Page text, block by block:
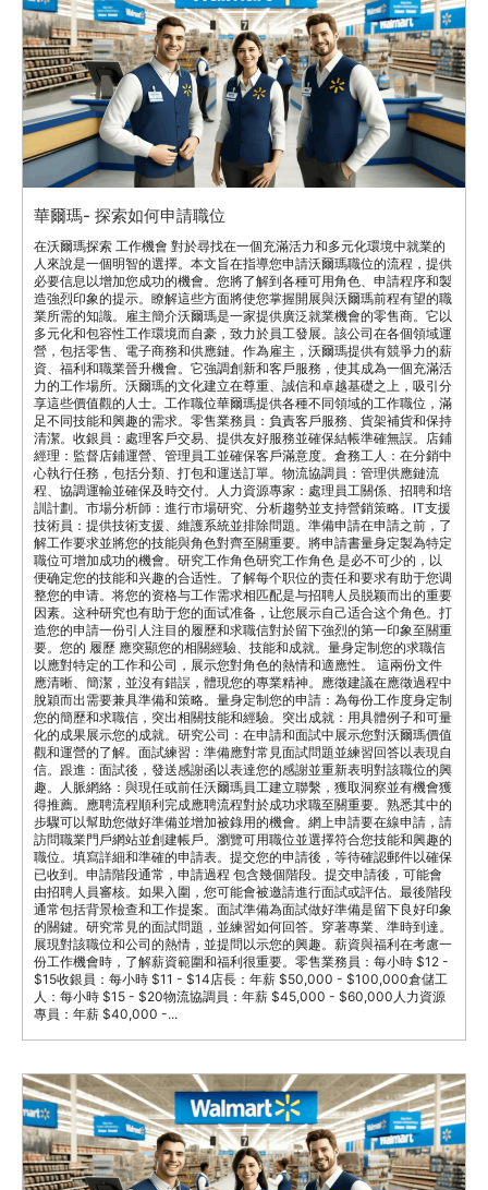
華爾瑪- 探索如何申請職位
在沃爾瑪探索 工作機會 對於尋找在一個充滿活力和多元化環境中就業的
人來說是一個明智的選擇。本文旨在指導您申請沃爾瑪職位的流程，提供
必要信息以增加您成功的機會。您將了解到各種可用角色、申請程序和製
造強烈印象的提示。瞭解這些方面將使您掌握開展與沃爾瑪前程有望的職
業所需的知識。雇主簡介沃爾瑪是一家提供廣泛就業機會的零售商。它以
多元化和包容性工作環境而自豪，致力於員工發展。該公司在各個領域運
營，包括零售、電子商務和供應鏈。作為雇主，沃爾瑪提供有競爭力的薪
資、福利和職業晉升機會。它強調創新和客戶服務，使其成為一個充滿活
力的工作場所。沃爾瑪的文化建立在尊重、誠信和卓越基礎之上，吸引分
享這些價值觀的人士。工作職位華爾瑪提供各種不同領域的工作職位，滿
足不同技能和興趣的需求。零售業務員：負責客戶服務、貨架補貨和保持
清潔。收銀員：處理客戶交易、提供友好服務並確保結帳準確無誤。店鋪
經理：監督店鋪運營、管理員工並確保客戶滿意度。倉務工人：在分銷中
心執行任務，包括分類、打包和運送訂單。物流協調員：管理供應鏈流
程、協調運輸並確保及時交付。人力資源專家：處理員工關係、招聘和培
訓計劃。市場分析師：進行市場研究、分析趨勢並支持營銷策略。IT支援
技術員：提供技術支援、維護系統並排除問題。準備申請在申請之前，了
解工作要求並將您的技能與角色對齊至關重要。將申請書量身定製為特定
職位可增加成功的機會。研究工作角色研究工作角色 是必不可少的，以
便确定您的技能和兴趣的合适性。了解每个职位的责任和要求有助于您调
整您的申请。将您的资格与工作需求相匹配是与招聘人员脱颖而出的重要
因素。这种研究也有助于您的面试准备，让您展示自己适合这个角色。打
造您的申請一份引人注目的履歷和求職信對於留下強烈的第一印象至關重
要。您的 履歷 應突顯您的相關經驗、技能和成就。量身定制您的求職信
以應對特定的工作和公司，展示您對角色的熱情和適應性。 這兩份文件
應清晰、簡潔，並沒有錯誤，體現您的專業精神。應徵建議在應徵過程中
脫穎而出需要兼具準備和策略。量身定制您的申請：為每份工作度身定制
您的簡歷和求職信，突出相關技能和經驗。突出成就：用具體例子和可量
化的成果展示您的成就。研究公司：在申請和面試中展示您對沃爾瑪價值
觀和運營的了解。面試練習：準備應對常見面試問題並練習回答以表現自
信。跟進：面試後，發送感謝函以表達您的感謝並重新表明對該職位的興
趣。人脈網絡：與現任或前任沃爾瑪員工建立聯繫，獲取洞察並有機會獲
得推薦。應聘流程順利完成應聘流程對於成功求職至關重要。熟悉其中的
步驟可以幫助您做好準備並增加被錄用的機會。網上申請要在線申請，請
訪問職業門戶網站並創建帳戶。瀏覽可用職位並選擇符合您技能和興趣的
職位。填寫詳細和準確的申請表。提交您的申請後，等待確認郵件以確保
已收到。申請階段通常，申請過程 包含幾個階段。提交申請後，可能會
由招聘人員審核。如果入圍，您可能會被邀請進行面試或評估。最後階段
通常包括背景檢查和工作提案。面試準備為面試做好準備是留下良好印象
的關鍵。研究常見的面試問題，並練習如何回答。穿著專業、準時到達。
展現對該職位和公司的熱情，並提問以示您的興趣。薪資與福利在考慮一
份工作機會時，了解薪資範圍和福利很重要。零售業務員：每小時 $12 -
$15收銀員：每小時 $11 - $14店長：年薪 $50,000 - $100,000倉儲工
人：每小時 $15 - $20物流協調員：年薪 $45,000 - $60,000人力資源
專員：年薪 $40,000 -...